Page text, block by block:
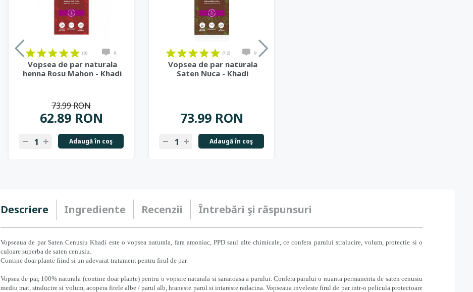
(0) 0
Vopsea de par naturala
henna Rosu Mahon - Khadi
62.89 RON
73.99 RON
Adaugă în coş
(12) 0
Vopsea de par naturala
Saten Nuca - Khadi
73.99 RON
Adaugă în coş
Descriere Ingrediente Recenzii Întrebări şi răspunsuri
Vopseaua de par Saten Cenusiu Khadi este o vopsea naturala, fara amoniac, PPD saul alte chimicale, ce confera parului stralucire, volum, protectie si o
culoare superba de saten cenusiu.
Contine doar plante fiind si un adevarat tratament pentru firul de par.
Vopsea de par, 100% naturala (contine doar plante) pentru o vopsire naturala si sanatoasa a parului. Confera parului o nuanta permanenta de saten cenusiu
mediu mat, stralucire si volum, acopera firele albe / parul alb, hraneste parul si intareste radacina. Vopseaua inveleste firul de par intr-o pelicula protectoare